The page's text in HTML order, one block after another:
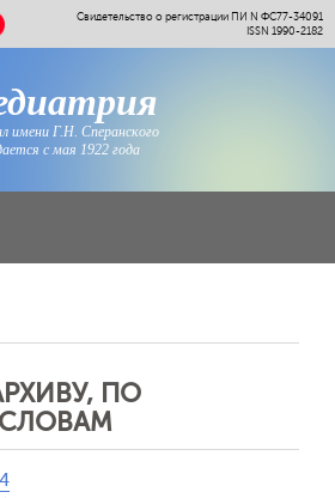
Свидетельство о регистрации ПИ N ФС77-34091
ISSN 1990-2182
имени Г.Н. Сперанского
с мая 1922 года
ПО